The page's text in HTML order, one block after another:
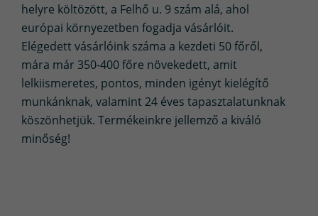
helyre költözött, a Felhő u. 9 szám alá, ahol
európai környezetben fogadja vásárlóit.
Elégedett vásárlóink száma a kezdeti 50 főről,
mára már 350-400 főre növekedett, amit
lelkiismeretes, pontos, minden igényt kielégítő
munkánknak, valamint 24 éves tapasztalatunknak
köszönhetjük. Termékeinkre jellemző a kiváló
minőség!